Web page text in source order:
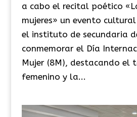
a cabo el recital poético
mujeres» un evento
el instituto de secundaria
conmemorar el Día
Mujer (8M), destacando
femenino y la...